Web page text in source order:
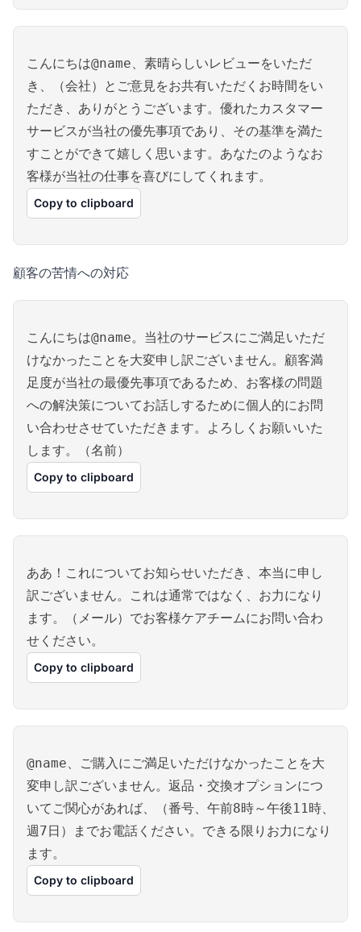
こんにちは@name、素晴らしいレビューをいただ
き、（会社）とご意見をお共有いただくお時間をい
ただき、ありがとうございます。優れたカスタマー
サービスが当社の優先事項であり、その基準を満た
すことができて嬉しく思います。あなたのようなお
客様が当社の仕事を喜びにしてくれます。
Copy to clipboard
顧客の苦情への対応
こんにちは@name。当社のサービスにご満足いただ
けなかったことを大変申し訳ございません。顧客満
足度が当社の最優先事項であるため、お客様の問題
への解決策についてお話しするために個人的にお問
い合わせさせていただきます。よろしくお願いいた
します。（名前）
Copy to clipboard
ああ！これについてお知らせいただき、本当に申し
訳ございません。これは通常ではなく、お力になり
ます。（メール）でお客様ケアチームにお問い合わ
せください。
Copy to clipboard
@name、ご購入にご満足いただけなかったことを大
変申し訳ございません。返品・交換オプションにつ
いてご関心があれば、（番号、午前8時～午後11時、
週7日）までお電話ください。できる限りお力になり
ます。
Copy to clipboard